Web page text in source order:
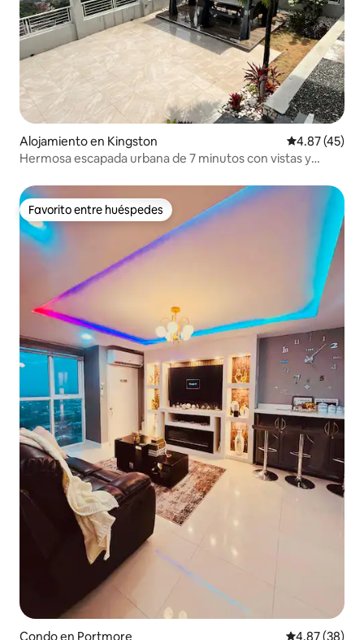
Alojamiento en Kingston Calificación
4.87 (45)
Hermosa escapada urbana de 7 minutos con vistas y
Favorito entre huéspedes
Favorito entre huéspedes
Condo en Portmore Calificación
4.87 (38)